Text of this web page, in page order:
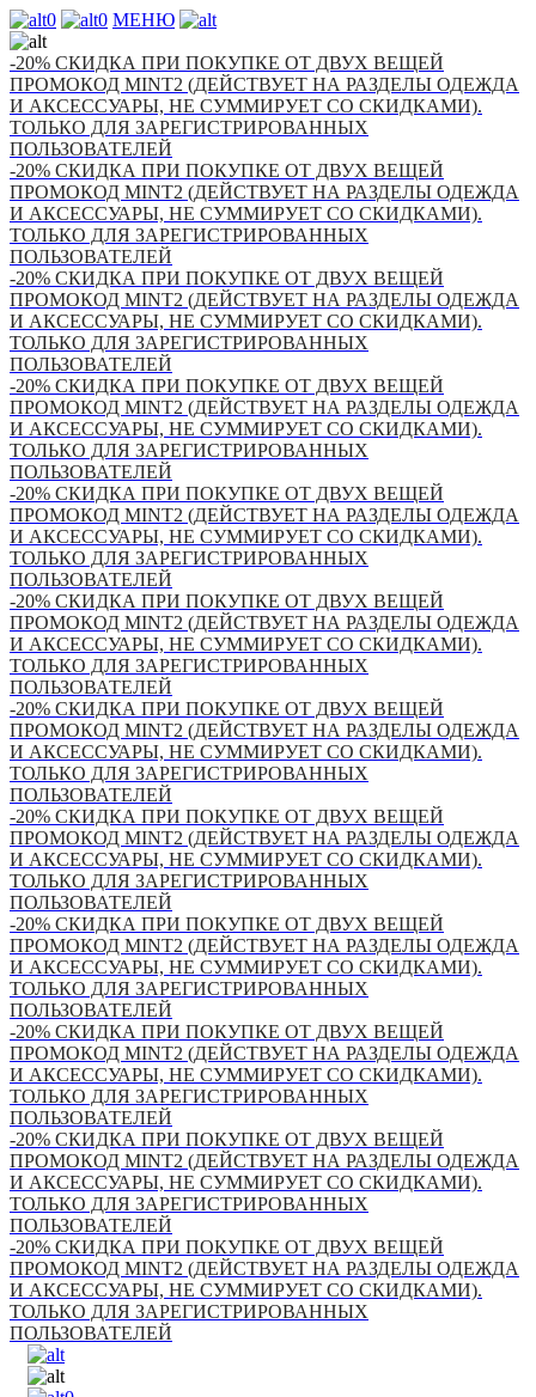
0 0 МЕНЮ
-20% СКИДКА ПРИ ПОКУПКЕ ОТ ДВУХ ВЕЩЕЙ
ПРОМОКОД MINT2 (ДЕЙСТВУЕТ НА РАЗДЕЛЫ ОДЕЖДА
И АКСЕССУАРЫ, НЕ СУММИРУЕТ СО СКИДКАМИ).
ТОЛЬКО ДЛЯ ЗАРЕГИСТРИРОВАННЫХ
ПОЛЬЗОВАТЕЛЕЙ
-20% СКИДКА ПРИ ПОКУПКЕ ОТ ДВУХ ВЕЩЕЙ
ПРОМОКОД MINT2 (ДЕЙСТВУЕТ НА РАЗДЕЛЫ ОДЕЖДА
И АКСЕССУАРЫ, НЕ СУММИРУЕТ СО СКИДКАМИ).
ТОЛЬКО ДЛЯ ЗАРЕГИСТРИРОВАННЫХ
ПОЛЬЗОВАТЕЛЕЙ
-20% СКИДКА ПРИ ПОКУПКЕ ОТ ДВУХ ВЕЩЕЙ
ПРОМОКОД MINT2 (ДЕЙСТВУЕТ НА РАЗДЕЛЫ ОДЕЖДА
И АКСЕССУАРЫ, НЕ СУММИРУЕТ СО СКИДКАМИ).
ТОЛЬКО ДЛЯ ЗАРЕГИСТРИРОВАННЫХ
ПОЛЬЗОВАТЕЛЕЙ
-20% СКИДКА ПРИ ПОКУПКЕ ОТ ДВУХ ВЕЩЕЙ
ПРОМОКОД MINT2 (ДЕЙСТВУЕТ НА РАЗДЕЛЫ ОДЕЖДА
И АКСЕССУАРЫ, НЕ СУММИРУЕТ СО СКИДКАМИ).
ТОЛЬКО ДЛЯ ЗАРЕГИСТРИРОВАННЫХ
ПОЛЬЗОВАТЕЛЕЙ
-20% СКИДКА ПРИ ПОКУПКЕ ОТ ДВУХ ВЕЩЕЙ
ПРОМОКОД MINT2 (ДЕЙСТВУЕТ НА РАЗДЕЛЫ ОДЕЖДА
И АКСЕССУАРЫ, НЕ СУММИРУЕТ СО СКИДКАМИ).
ТОЛЬКО ДЛЯ ЗАРЕГИСТРИРОВАННЫХ
ПОЛЬЗОВАТЕЛЕЙ
-20% СКИДКА ПРИ ПОКУПКЕ ОТ ДВУХ ВЕЩЕЙ
ПРОМОКОД MINT2 (ДЕЙСТВУЕТ НА РАЗДЕЛЫ ОДЕЖДА
И АКСЕССУАРЫ, НЕ СУММИРУЕТ СО СКИДКАМИ).
ТОЛЬКО ДЛЯ ЗАРЕГИСТРИРОВАННЫХ
ПОЛЬЗОВАТЕЛЕЙ
-20% СКИДКА ПРИ ПОКУПКЕ ОТ ДВУХ ВЕЩЕЙ
ПРОМОКОД MINT2 (ДЕЙСТВУЕТ НА РАЗДЕЛЫ ОДЕЖДА
И АКСЕССУАРЫ, НЕ СУММИРУЕТ СО СКИДКАМИ).
ТОЛЬКО ДЛЯ ЗАРЕГИСТРИРОВАННЫХ
ПОЛЬЗОВАТЕЛЕЙ
-20% СКИДКА ПРИ ПОКУПКЕ ОТ ДВУХ ВЕЩЕЙ
ПРОМОКОД MINT2 (ДЕЙСТВУЕТ НА РАЗДЕЛЫ ОДЕЖДА
И АКСЕССУАРЫ, НЕ СУММИРУЕТ СО СКИДКАМИ).
ТОЛЬКО ДЛЯ ЗАРЕГИСТРИРОВАННЫХ
ПОЛЬЗОВАТЕЛЕЙ
-20% СКИДКА ПРИ ПОКУПКЕ ОТ ДВУХ ВЕЩЕЙ
ПРОМОКОД MINT2 (ДЕЙСТВУЕТ НА РАЗДЕЛЫ ОДЕЖДА
И АКСЕССУАРЫ, НЕ СУММИРУЕТ СО СКИДКАМИ).
ТОЛЬКО ДЛЯ ЗАРЕГИСТРИРОВАННЫХ
ПОЛЬЗОВАТЕЛЕЙ
-20% СКИДКА ПРИ ПОКУПКЕ ОТ ДВУХ ВЕЩЕЙ
ПРОМОКОД MINT2 (ДЕЙСТВУЕТ НА РАЗДЕЛЫ ОДЕЖДА
И АКСЕССУАРЫ, НЕ СУММИРУЕТ СО СКИДКАМИ).
ТОЛЬКО ДЛЯ ЗАРЕГИСТРИРОВАННЫХ
ПОЛЬЗОВАТЕЛЕЙ
-20% СКИДКА ПРИ ПОКУПКЕ ОТ ДВУХ ВЕЩЕЙ
ПРОМОКОД MINT2 (ДЕЙСТВУЕТ НА РАЗДЕЛЫ ОДЕЖДА
И АКСЕССУАРЫ, НЕ СУММИРУЕТ СО СКИДКАМИ).
ТОЛЬКО ДЛЯ ЗАРЕГИСТРИРОВАННЫХ
ПОЛЬЗОВАТЕЛЕЙ
-20% СКИДКА ПРИ ПОКУПКЕ ОТ ДВУХ ВЕЩЕЙ
ПРОМОКОД MINT2 (ДЕЙСТВУЕТ НА РАЗДЕЛЫ ОДЕЖДА
И АКСЕССУАРЫ, НЕ СУММИРУЕТ СО СКИДКАМИ).
ТОЛЬКО ДЛЯ ЗАРЕГИСТРИРОВАННЫХ
ПОЛЬЗОВАТЕЛЕЙ